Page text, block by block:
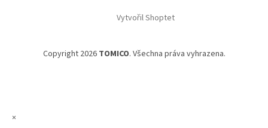
Vytvořil Shoptet
Copyright 2026 TOMICO. Všechna práva vyhrazena.
×